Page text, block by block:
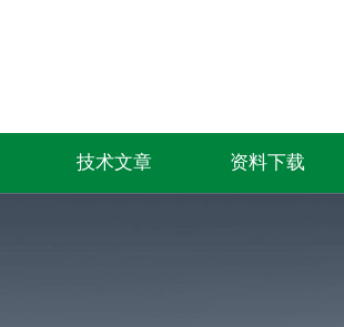
技术文章 资料下载